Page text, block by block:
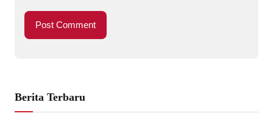
Berita Terbaru